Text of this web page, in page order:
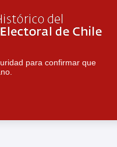
para confirmar que